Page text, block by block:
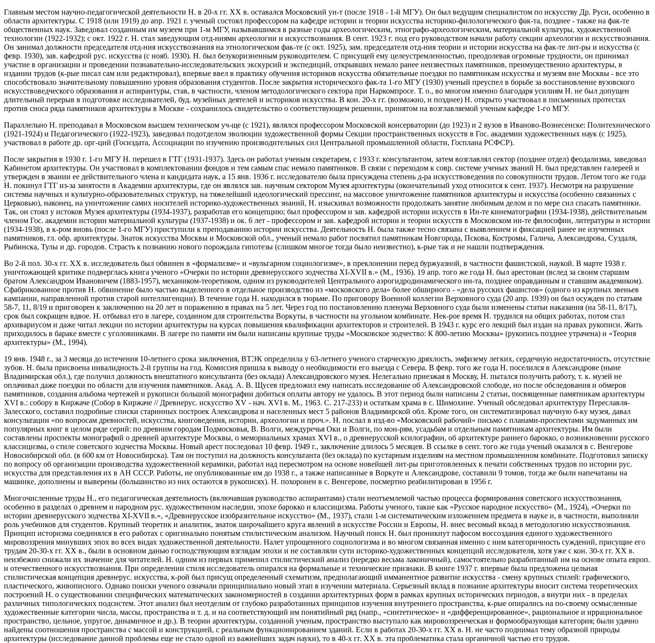
Главным местом научно-педагогической деятельности Н. в 20-х гг. XX в. оставался Московский ун-т (после 1918 - 1-й МГУ). Он был ведущим специалистом по искусству Др. Руси, особенно в
области архитектуры. С 1918 (или 1919) до апр. 1921 г. ученый состоял профессором на кафедре истории и теории искусства историко-филологического фак-та, позднее - также на фак-те
общественных наук. Заведовал созданным им музеем при 1-м МГУ, называвшимся в разные годы археологическим, этнографо-археологическим, материальной культуры, художественной
технологии (1922-1932); с окт. 1922 г. Н. стал заведующим отд-ниями археологии и искусствознания. В сент. 1923 г. под его руководством начали работу секции археологии и искусствознания.
Он занимал должности председателя отд-ния искусствознания на этнологическом фак-те (с окт. 1925), зам. председателя отд-ния теории и истории искусства на фак-те лит-ры и искусства (с
февр. 1930), зав. кафедрой рус. искусства (с нояб. 1930). Н. был безукоризненным руководителем. С присущей ему целеустремленностью, преодолевая огромные трудности, он принимал
участие в организации и проведении познавательно-исследовательских экскурсий и экспедиций, открывших немало ранее неизвестных памятников, преимущественно архитектуры, в
издании трудов (к-рые писал сам или редактировал), впервые ввел в практику обучения историков искусства обязательные поездки по памятникам искусства и музеям вне Москвы - все это
способствовало значительному повышению уровня образования студентов. После закрытия исторического фак-та 1-го МГУ (1930) ученый преуспел в борьбе за восстановление вузовского
искусствоведческого образования и аспирантуры, став, в частности, членом методологического сектора при Наркомпросе. Т. о., во многом именно благодаря усилиям Н. не был допущен
длительный перерыв в подготовке исследователей, буд. музейных деятелей и историков искусства. В кон. 20-х гг. (возможно, и позднее) Н. открыто участвовал в письменных протестах
против сноса ряда памятников архитектуры в Москве - сохранилось свидетельство о соответствующем решении, принятом на возглавляемой ученым кафедре 1-го МГУ.
Параллельно Н. преподавал в Московском высшем техническом уч-ще (с 1921), являлся профессором Московской консерватории (до 1923) и 2 вузов в Иваново-Вознесенске: Политехнического
(1921-1924) и Педагогического (1922-1923), заведовал подотделом эволюции художественной формы Секции пространственных искусств в Гос. академии художественных наук (с 1925),
участвовал в работе др. орг-ций (Госиздата, Ассоциации по изучению производительных сил Центральной промышленной области, Госплана РСФСР).
После закрытия в 1930 г. 1-го МГУ Н. перешел в ГТГ (1931-1937). Здесь он работал ученым секретарем, с 1933 г. консультантом, затем возглавлял сектор (позднее отдел) феодализма, заведовал
Кабинетом архитектуры. Он участвовал в комплектовании фондов и тем самым спас немало памятников. В связи с переходом к совр. системе ученых званий Н. был представлен галереей и
утвержден в звании ее действительного члена и кандидата наук, а 15 янв. 1936 г. исследователю была присуждена степень д-ра искусствоведения по совокупности трудов. Летом того же года
Н. покинул ГТГ из-за занятости в Академии архитектуры, где он являлся зав. научным сектором Музея архитектуры (окончательный уход относится к сент. 1937). Несмотря на разрушение
системы научных и культурно-образовательных структур, на тяжелейший идеологический прессинг, на массовое уничтожение памятников архитектуры и искусства (особенно связанных с
Церковью), наконец, на уничтожение самих носителей историко-художественных знаний, Н. изыскивал возможности продолжать занятие любимым делом и по мере сил спасать памятники.
Так, он стоял у истоков Музея архитектуры (1934-1937), разработав его концепцию; был профессором и зав. кафедрой истории искусств в Ин-те кинематографии (1934-1938), действительным
членом Гос. академии истории материальной культуры (1937-1938) и ок. 6 лет - профессором и зав. кафедрой истории и теории искусств в Московском ин-те философии, литературы и истории
(1934-1938), в к-ром вновь (после 1-го МГУ) приступили к преподаванию истории искусства. Деятельность Н. была также тесно связана с выявлением и фиксацией ранее не изученных
памятников, гл. обр. архитектуры. Знаток искусства Москвы и Московской обл., ученый немало работ посвятил памятникам Новгорода, Пскова, Костромы, Галича, Александрова, Суздаля,
Рыбинска, Тулы и др. городов. Страсть к познанию нового порождала гипотезы (слишком многое тогда было неизвестно), к-рые так и не нашли подтверждения.
Во 2-й пол. 30-х гг. XX в. исследователь был обвинен в «формализме» и «вульгарном социологизме», в преклонении перед буржуазной, в частности фашистской, наукой. В марте 1938 г.
уничтожающей критике подверглась книга ученого «Очерки по истории древнерусского зодчества XI-XVII в.» (М., 1936). 19 апр. того же года Н. был арестован (вслед за своим старшим
братом Александром Ивановичем (1883-1957), механиком-теоретиком, одним из руководителей Центрального аэрогидродинамического ин-та, позднее оправданным и ставшим академиком).
Сфабрикованное против Н. обвинение было частью выделенного в отдельное производство из «московского дела» более обширного - «дела русских фашистов» (одного из крупных звеньев
кампании, направленной против старой интеллигенции). В течение года Н. находился в тюрьме. По приговору Военной коллегии Верховного суда (20 апр. 1939) он был осужден по статьям
58-7, 11, 8/19 и приговорен к заключению на 20 лет и поражению в правах на 5 лет. Через год по постановлению пленума Верховного суда были изменены статьи наказания (на 58-11, 8/17),
срок был сокращен вдвое. Н. отбывал его в лагере, созданном для строительства Воркуты, в частности на угольном комбинате. Нек-рое время Н. трудился на общих работах, потом стал
архивариусом и даже читал лекции по истории архитектуры на курсах повышения квалификации архитекторов и строителей. В 1943 г. курс его лекций был издан на правах рукописи. Жить
приходилось в бараке вместе с уголовниками. В лагере по памяти им были написаны крупные труды «Московское зодчество: К 800-летию Москвы» (рукопись позднее утрачена) и «Теория
архитектуры» (М., 1994).
19 янв. 1948 г., за 3 месяца до истечения 10-летнего срока заключения, ВТЭК определила у 63-летнего ученого старческую дряхлость, эмфизему легких, сердечную недостаточность, отсутствие
зубов. Н. была присвоена инвалидность 2-й группы на год. Комиссия пришла к выводу о необходимости его выезда с Севера. В февр. того же года Н. поселился в Александрове (ныне
Владимирская обл.), где получил должность внештатного консультанта (без оклада) Александровского музея. Нелегально приезжая в Москву, Н. пытался получить работу, т. к. музей не
оплачивал даже поездки по области для изучения памятников. Акад. А. В. Щусев предложил ему написать исследование об Александровской слободе, но после обследования и обмеров
памятников, создания альбома чертежей и рукописи большой монографии добиться оплаты автору не удалось. В этот период были написаны 2 статьи, посвященные памятникам архитектуры
XVI в.: собору в Киржаче (Собор в Киржаче // Древнерус. искусство XV - нач. XVI в. М., 1963. С. 217-233) и остаткам храма в с. Шимохине. Ученый обследовал архитектуру Переславля-
Залесского, составил подробные списки старинных построек Александрова и населенных мест 5 районов Владимирской обл. Кроме того, он систематизировал научную б-ку музея, давал
консультации «по вопросам древностей, искусства, книговедения, истории, археологии и проч.». Н. послал в изд-во «Московский рабочий» письмо с планами-проспектами задуманных им
популярных книг в целом ряде серий: по древним городам Подмосковья, В. Волги, междуречья Оки и Волги, по мон-рям, усадьбам и отдельным памятникам архитектуры. Им были
составлены проспекты монографий о древней архитектуре Москвы, о мемориальных храмах XVI в., о древнерусской ксилографии, об архитектуре раннего барокко, о возникновении русского
классицизма, о стиле советского зодчества Москвы. Новый арест последовал 10 февр. 1949 г., заключение длилось 5 месяцев. В ссылке в сент. того же года ученый оказался в с. Венгерове
Новосибирской обл. (в 600 км от Новосибирска). Там он поступил на должность консультанта (без оклада) по кустарным изделиям на местном промышленном комбинате. Подготовил записку
по вопросу об организации производства художественной керамики, работал над пересмотром на основе новейшей лит-ры приготовленных к печати собственных трудов по истории рус.
искусства для представления их в АН СССР. Работы, не опубликованные им до 1938 г., а также написанные в Воркуте и Александрове, составили 9 томов, тогда же были напечатаны на
машинке, дополнены и выверены (большинство из них остаются в рукописях). Н. похоронен в с. Венгерове, посмертно реабилитирован в 1956 г.
Многочисленные труды Н., его педагогическая деятельность (включавшая руководство аспирантами) стали неотъемлемой частью процесса формирования советского искусствознания,
особенно в разделах о древнем и народном рус. художественном наследии, эпохе барокко и классицизма. Работы ученого, такие как «Русское народное искусство» (М., 1924), «Очерки по
истории древнерусского зодчества XI-XVII в.», «Древнерусское изобразительное искусство» (М., 1937), стали 1-м систематическим изложением предмета в науке и, в частности, выполняли
роль учебников для студентов. Крупный теоретик и аналитик, знаток широчайшего круга явлений в искусстве России и Европы, Н. внес весомый вклад в методологию искусствознания.
Принцип историзма соединялся в его работах с оригинально понятым стилистическим анализом. Научный поиск Н. был проникнут пафосом воссоздания единого художественного
мировоззрения минувших эпох во всех видах художественной деятельности. Налет упрощенного социологизма и во многом связанная именно с ним категоричность суждений, присущие его
трудам 20-30-х гг. XX в., были в основном данью господствующим взглядам эпохи и не составляли сути историко-художественных концепций исследователя, хотя уже с кон. 30-х гг. XX в.
неизбежно снижали их значение для читателей. Н. одним из первых применил стилистический анализ (нередко весьма лаконичный), самостоятельно разработанный им на основе опыта европ.
и отечественного искусствознания. При определении стиля исследователь опирался на формальные и технические признаки. В книге 1937 г. впервые была предложена цельная
стилистическая концепция древнерус. искусства, к-рой был присущ определенный схематизм, предполагающий имманентное развитие искусства - смену крупных стилей: графического,
пластического, живописного. Однако поиски ученого означали принципиально новый этап в изучении материала. Серьезный вклад в познание архитектуры вносит система теоретических
построений Н. о существовании специфических математических закономерностей в создании архитектурных форм в рамках крупных исторических периодов, а внутри них - в пределах
различных типологических подсистем. Этот анализ был неотделим от глубоко разработанных принципов изучения внутреннего пространства, к-рые опирались на по-своему осмысленные
художественные категории числа, массы, пространства и т. д. и на соответствующий им понятийный ряд (напр., «синтетическое» и «дифференцированное», рациональное и иррациональное
пространство, цельное, упругое, динамичное и др.). В теории архитектуры, созданной ученым, пространство выступало как мировоззренческая и формообразующая категория; были удачно
найдены соотношения пространства с массой и конструкцией, с реальным функционированием зданий. Если в работах 20-30-х гг. XX в. Н. не часто поднимал тему образной природы
архитектуры (исследование данной проблемы еще не стало одной из важнейших задач науки), то в 40-х гг. XX в. эта проблематика стала органичной частью его трудов.